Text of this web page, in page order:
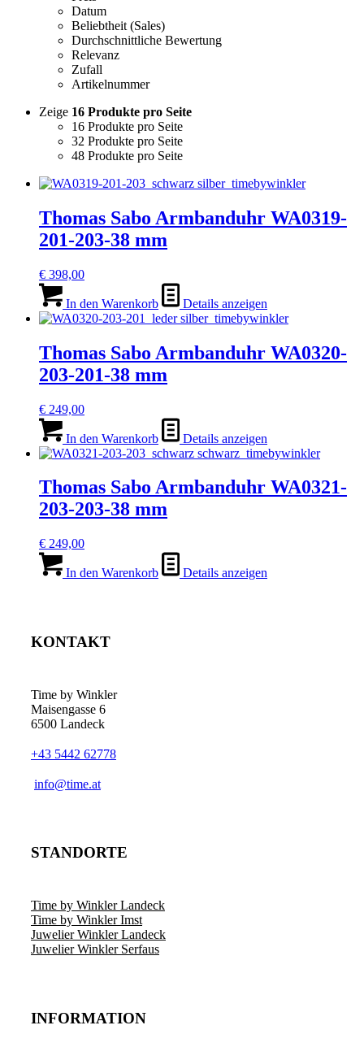
Datum
Beliebtheit (Sales)
Durchschnittliche Bewertung
Relevanz
Zufall
Artikelnummer
Zeige 16 Produkte pro Seite
16 Produkte pro Seite
32 Produkte pro Seite
48 Produkte pro Seite
Thomas Sabo Armbanduhr WA0319-
201-203-38 mm
€ 398,00
In den Warenkorb Details anzeigen
Thomas Sabo Armbanduhr WA0320-
203-201-38 mm
€ 249,00
In den Warenkorb Details anzeigen
Thomas Sabo Armbanduhr WA0321-
203-203-38 mm
€ 249,00
In den Warenkorb Details anzeigen
KONTAKT
Time by Winkler
Maisengasse 6
6500 Landeck
+43 5442 62778
­info@time.at
STANDORTE
Time by Winkler Landeck
Time by Winkler Imst
Juwelier Winkler Landeck
Juwelier Winkler Serfaus
INFORMATION